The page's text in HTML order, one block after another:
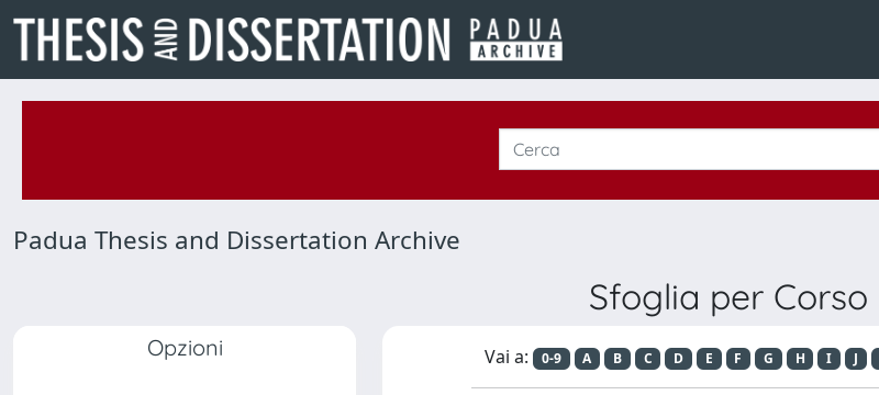
Padua Thesis and Dissertation Archive
Sfoglia per Corso
Opzioni Vai a: 0-9 A B C D E F G H I J